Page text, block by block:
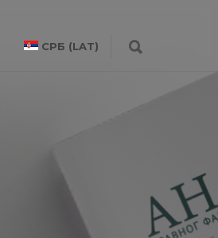
СРБ (LAT)